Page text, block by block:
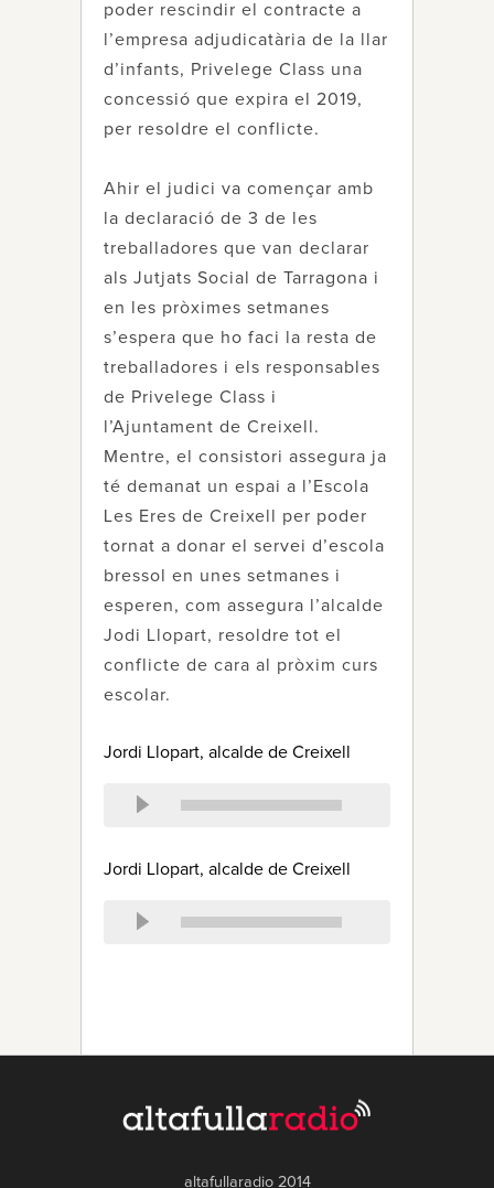
poder rescindir el contracte a
l’empresa adjudicatària de la llar
d’infants, Privelege Class una
concessió que expira el 2019,
per resoldre el conflicte.
Ahir el judici va començar amb
la declaració de 3 de les
treballadores que van declarar
als Jutjats Social de Tarragona i
en les pròximes setmanes
s’espera que ho faci la resta de
treballadores i els responsables
de Privelege Class i
l’Ajuntament de Creixell.
Mentre, el consistori assegura ja
té demanat un espai a l’Escola
Les Eres de Creixell per poder
tornat a donar el servei d’escola
bressol en unes setmanes i
esperen, com assegura l’alcalde
Jodi Llopart, resoldre tot el
conflicte de cara al pròxim curs
escolar.
Jordi Llopart, alcalde de Creixell
Jordi Llopart, alcalde de Creixell
altafullaradio 2014